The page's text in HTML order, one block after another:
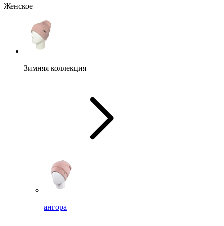
Женское
Зимняя коллекция
ангора